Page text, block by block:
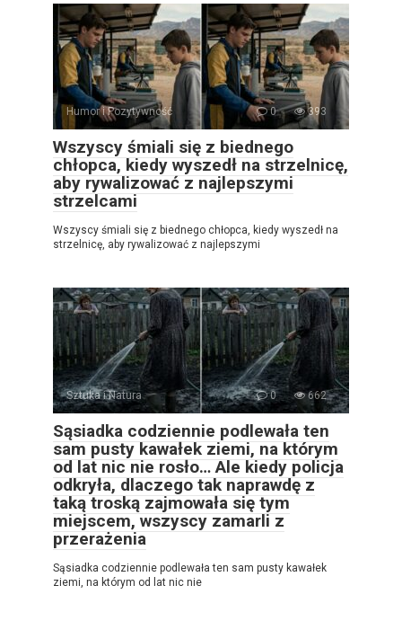
Humor i Pozytywność 0 393
Wszyscy śmiali się z biednego
chłopca, kiedy wyszedł na strzelnicę,
aby rywalizować z najlepszymi
strzelcami
Wszyscy śmiali się z biednego chłopca, kiedy wyszedł na
strzelnicę, aby rywalizować z najlepszymi
Sztuka i Natura 0 662
Sąsiadka codziennie podlewała ten
sam pusty kawałek ziemi, na którym
od lat nic nie rosło… Ale kiedy policja
odkryła, dlaczego tak naprawdę z
taką troską zajmowała się tym
miejscem, wszyscy zamarli z
przerażenia
Sąsiadka codziennie podlewała ten sam pusty kawałek
ziemi, na którym od lat nic nie